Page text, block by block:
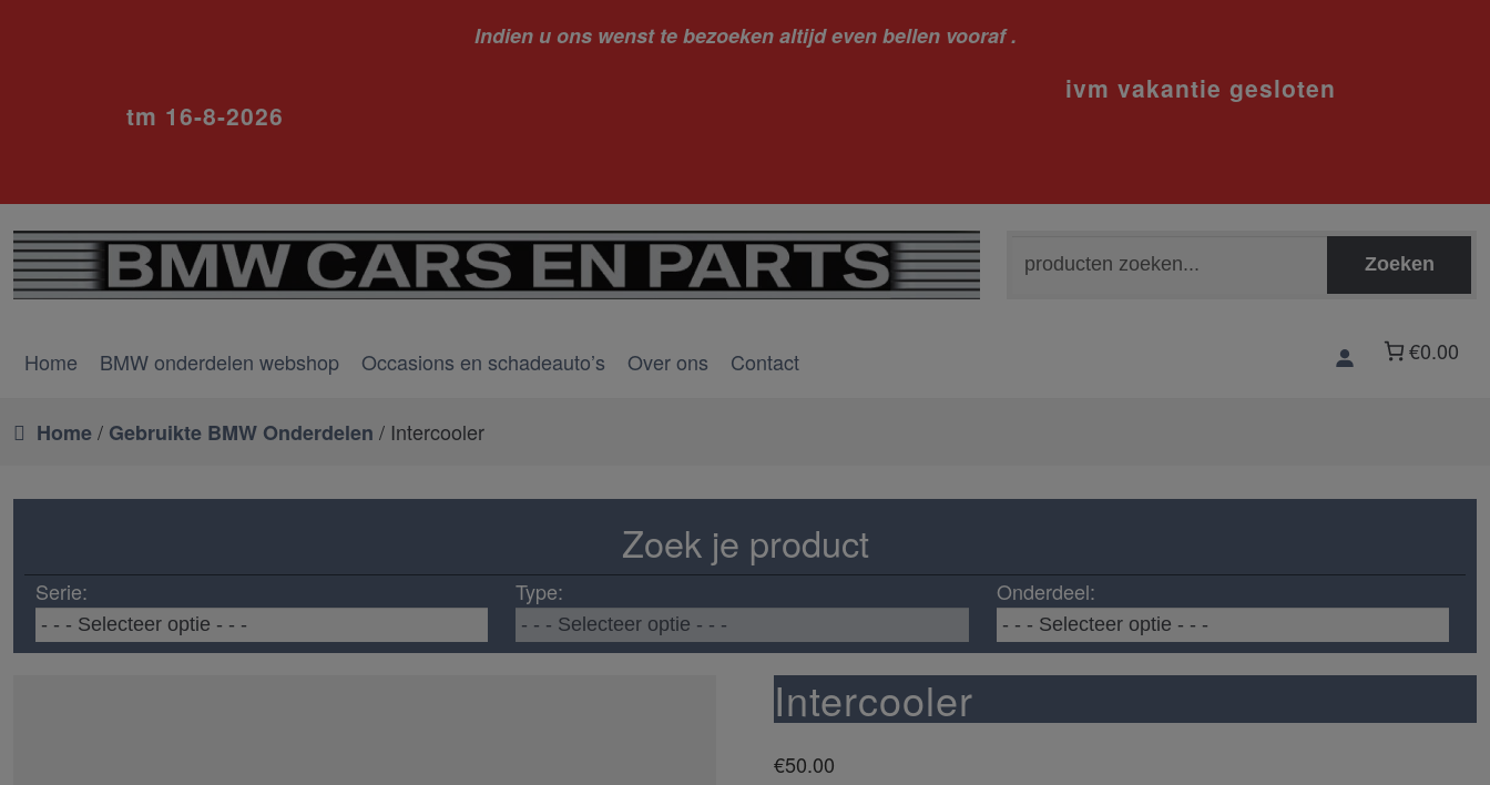
Indien u ons wenst te bezoeken altijd even bellen vooraf .
ivm vakantie gesloten
tm 16-8-2026
naar:
Zoeken
Home BMW onderdelen webshop Occasions en schadeauto’s Over ons Contact €0.00
Home/ Gebruikte BMW Onderdelen / Intercooler
Zoek je product
Serie: Type: Onderdeel:
Intercooler
€50.00